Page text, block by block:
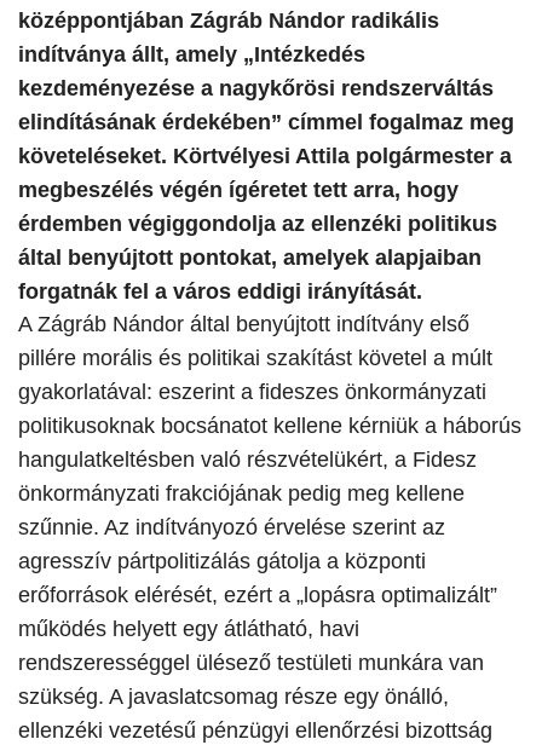
középpontjában Zágráb Nándor radikális
indítványa állt, amely „Intézkedés
kezdeményezése a nagykőrösi rendszerváltás
elindításának érdekében” címmel fogalmaz meg
követeléseket. Körtvélyesi Attila polgármester a
megbeszélés végén ígéretet tett arra, hogy
érdemben végiggondolja az ellenzéki politikus
által benyújtott pontokat, amelyek alapjaiban
forgatnák fel a város eddigi irányítását.
A Zágráb Nándor által benyújtott indítvány első
pillére morális és politikai szakítást követel a múlt
gyakorlatával: eszerint a fideszes önkormányzati
politikusoknak bocsánatot kellene kérniük a háborús
hangulatkeltésben való részvételükért, a Fidesz
önkormányzati frakciójának pedig meg kellene
szűnnie. Az indítványozó érvelése szerint az
agresszív pártpolitizálás gátolja a központi
erőforrások elérését, ezért a „lopásra optimalizált”
működés helyett egy átlátható, havi
rendszerességgel ülésező testületi munkára van
szükség. A javaslatcsomag része egy önálló,
ellenzéki vezetésű pénzügyi ellenőrzési bizottság